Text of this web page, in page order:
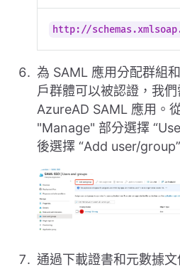
http://
為 SAML 應用分配群組
戶群體可以被認證，我
AzureAD SAML 應用。
"Manage" 部分選擇
後選擇 “Add user/group”
通過下載證書和元數據